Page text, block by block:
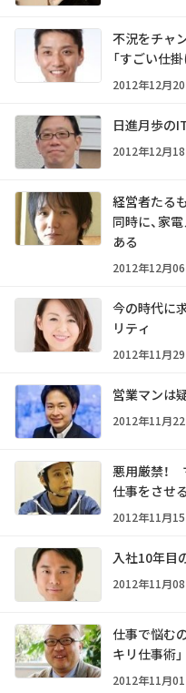
不況をチャ
「すごい仕
2012年12月
日進月歩の
2012年12月
経営者たる
同時に、家
ある
2012年12月
今の時代に
リティ
2012年11月
営業マンは
2012年11月
悪用厳禁！
仕事をさせ
2012年11月
入社10年目
2012年11月
仕事で悩む
キリ仕事術」
2012年11月